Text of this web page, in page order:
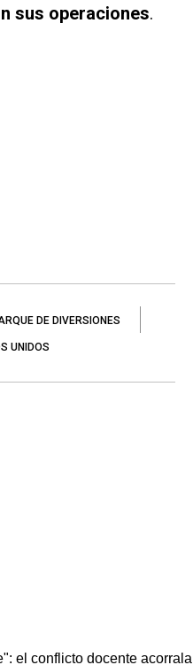
sus operaciones.
DE DIVERSIONES
UNIDOS